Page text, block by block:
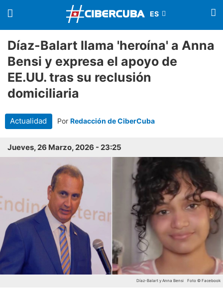
Díaz-Balart llama 'heroína' a Anna
Bensi y expresa el apoyo de
EE.UU. tras su reclusión
domiciliaria
Actualidad Por Redacción de CiberCuba
Jueves, 26 Marzo, 2026 - 23:25
Díaz-Balart y Anna Bensi Foto © Facebook